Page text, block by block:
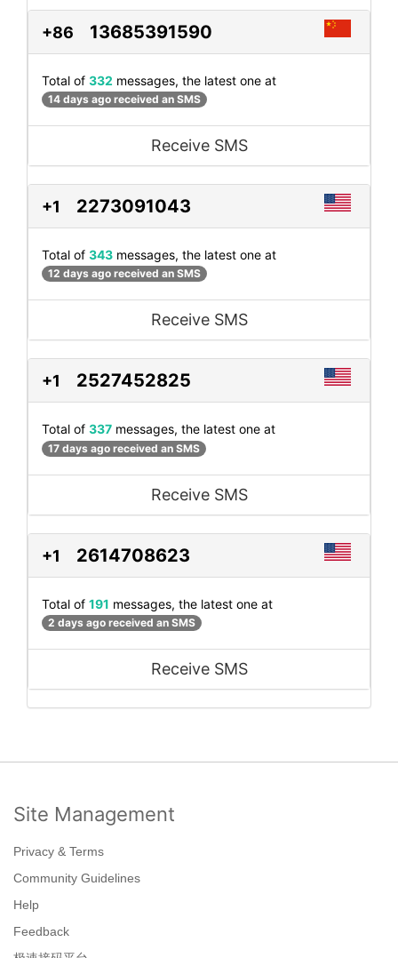
+86 13685391590
Total of 332 messages, the latest one at
14 days ago received an SMS
Receive SMS
+1 2273091043
Total of 343 messages, the latest one at
12 days ago received an SMS
Receive SMS
+1 2527452825
Total of 337 messages, the latest one at
17 days ago received an SMS
Receive SMS
+1 2614708623
Total of 191 messages, the latest one at
2 days ago received an SMS
Receive SMS
Site Management
Privacy & Terms
Community Guidelines
Help
Feedback